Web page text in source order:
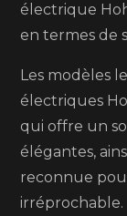
électrique
en termes de
Les modèles
électriques
qui offre un
élégantes,
reconnue
irréprochable.